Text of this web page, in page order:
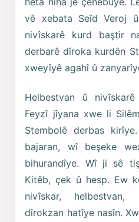
vê xebata Seîd Veroj
nivîskarê kurd baştir
derbarê dîroka kurdên
xweyîyê agahî û
Helbestvan û
Feyzî jîyana xwe li
Stembolê derbas
bajaran, wî beşeke
bihurandîye. Wî ji sê
Kitêb, çek û hesp. Ew
nivîskar,
dîrokzan hatîye nasîn.